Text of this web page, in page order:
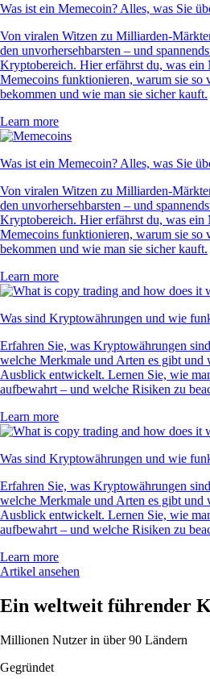
Was ist ein Memecoin? Alles, was Sie
Von viralen Witzen zu Milliarden-
den unvorhersehbarsten – und
Kryptobereich. Hier erfährst du, was ein
Memecoins funktionieren, warum sie so
bekommen und wie man sie sicher kauft.
Learn more
Was ist ein Memecoin? Alles, was Sie
Von viralen Witzen zu Milliarden-
den unvorhersehbarsten – und
Kryptobereich. Hier erfährst du, was ein
Memecoins funktionieren, warum sie so
bekommen und wie man sie sicher kauft.
Learn more
Was sind Kryptowährungen und wie
Erfahren Sie, was Kryptowährungen
welche Merkmale und Arten es gibt
Ausblick entwickelt. Lernen Sie, wie
aufbewahrt – und welche Risiken zu
Learn more
Was sind Kryptowährungen und wie
Erfahren Sie, was Kryptowährungen
welche Merkmale und Arten es gibt
Ausblick entwickelt. Lernen Sie, wie
aufbewahrt – und welche Risiken zu
Learn more
Artikel ansehen
Ein weltweit führender
Millionen Nutzer in über 90 Ländern
Gegründet